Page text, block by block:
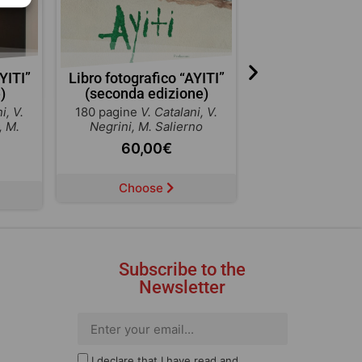
V.
M.
Libro fotografico “AYITI”
(seconda edizione)
180 pagine V. Catalani, V.
Negrini, M. Salierno
60,00€
Choose
Subscribe to the
Newsletter